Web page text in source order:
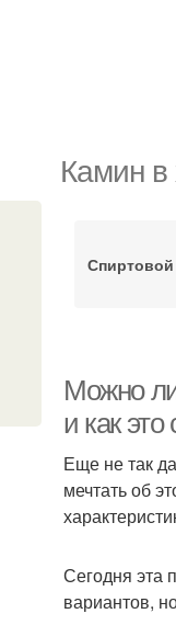
Камин в
Можно
и как это
Еще не так
мечтать об
Сегодня эта
вариантов,